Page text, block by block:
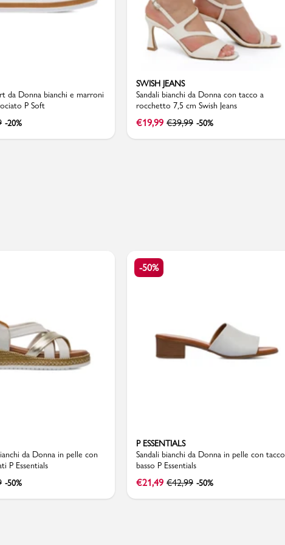
da Donna bianchi e marroni
P Soft
-20%
SWISH JEANS
Sandali bianchi da Donna con tacco a
rocchetto 7,5 cm Swish Jeans
€19,99 €39,99 -50%
da Donna in pelle con
P Essentials
-50%
-50%
P ESSENTIALS
Sandali bianchi da Donna in pelle con tacco
basso P Essentials
€21,49 €42,99 -50%